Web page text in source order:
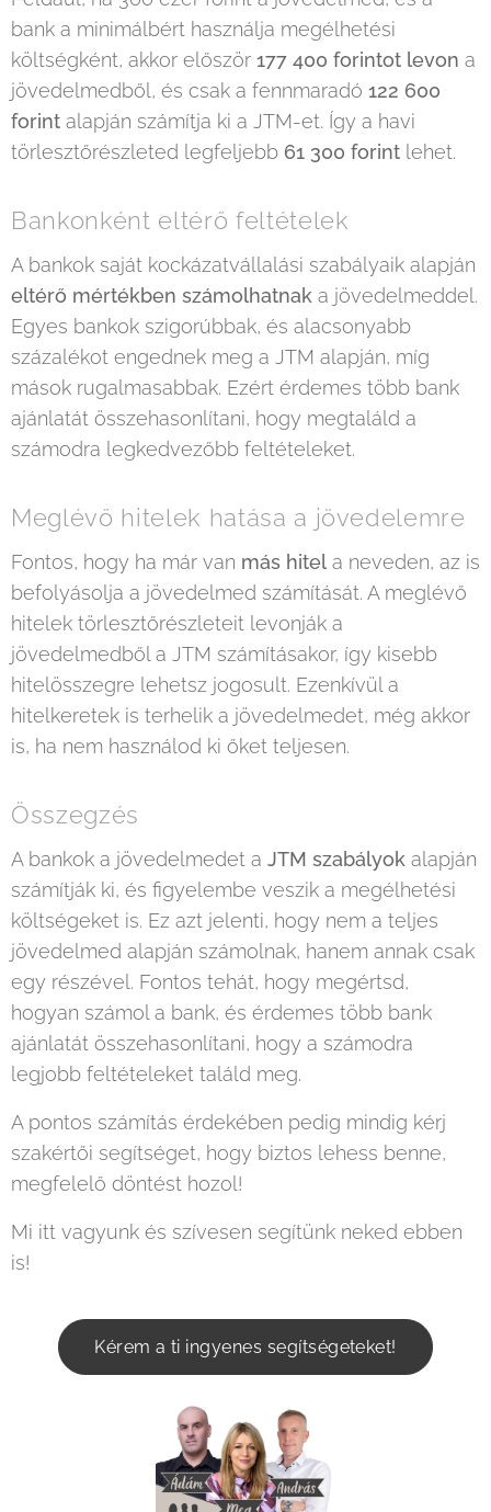
bank a minimálbért használja megélhetési
költségként, akkor először 177 400 forintot levon a
jövedelmedből, és csak a fennmaradó 122 600
forint alapján számítja ki a JTM-et. Így a havi
törlesztőrészleted legfeljebb 61 300 forint lehet.
Bankonként eltérő feltételek
A bankok saját kockázatvállalási szabályaik alapján
eltérő mértékben számolhatnak a jövedelmeddel.
Egyes bankok szigorúbbak, és alacsonyabb
százalékot engednek meg a JTM alapján, míg
mások rugalmasabbak. Ezért érdemes több bank
ajánlatát összehasonlítani, hogy megtaláld a
számodra legkedvezőbb feltételeket.
Meglévő hitelek hatása a jövedelemre
Fontos, hogy ha már van más hitel a neveden, az is
befolyásolja a jövedelmed számítását. A meglévő
hitelek törlesztőrészleteit levonják a
jövedelmedből a JTM számításakor, így kisebb
hitelösszegre lehetsz jogosult. Ezenkívül a
hitelkeretek is terhelik a jövedelmedet, még akkor
is, ha nem használod ki őket teljesen.
Összegzés
A bankok a jövedelmedet a JTM szabályok alapján
számítják ki, és figyelembe veszik a megélhetési
költségeket is. Ez azt jelenti, hogy nem a teljes
jövedelmed alapján számolnak, hanem annak csak
egy részével. Fontos tehát, hogy megértsd,
hogyan számol a bank, és érdemes több bank
ajánlatát összehasonlítani, hogy a számodra
legjobb feltételeket találd meg.
A pontos számítás érdekében pedig mindig kérj
szakértői segítséget, hogy biztos lehess benne,
megfelelő döntést hozol!
Mi itt vagyunk és szívesen segítünk neked ebben
is!
Kérem a ti ingyenes segítségeteket!